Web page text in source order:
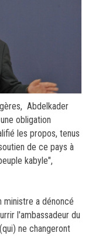
Abdelkader
obligation
les propos, tenus
de ce pays à
kabyle",
ministre a dénoncé
l'ambassadeur du
ne changeront